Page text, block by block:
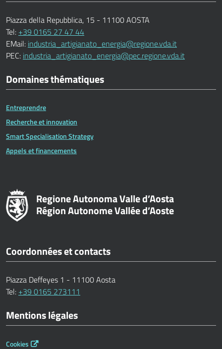
Piazza della Repubblica, 15 - 11100 AOSTA
Tel: +39 0165 27 47 44
EMail: industria_artigianato_energia@regione.vda.it
PEC: industria_artigianato_energia@pec.regione.vda.it
Domaines thématiques
Entreprendre
Recherche et innovation
Smart Specialisation Strategy
Appels et financements
Regione Autonoma Valle d’Aosta
Région Autonome Vallée d’Aoste
Coordonnées et contacts
Piazza Deffeyes 1 - 11100 Aosta
Tel: +39 0165 273111
Mentions légales
Cookies